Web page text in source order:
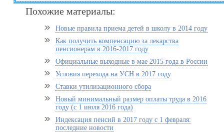
Похожие материалы:
Новые правила приема детей в школу в 2014 году
Как получить компенсацию за лекарства
пенсионерам в 2016-2017 году
Официальные выходные в мае 2015 года в России
Условия перехода на УСН в 2017 году
Ставки утилизационного сбора
Новый минимальный размер оплаты труда в 2016
году (с 1 июля 2016 года)
Индексация пенсий в 2017 году с 1 февраля:
последние новости